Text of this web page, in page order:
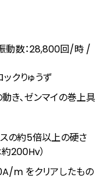
動数：28,800回/時 /
クりゅうず
き、ゼンマイの巻上具
の約5倍以上の硬さ
200Hv）
m をクリアしたもの